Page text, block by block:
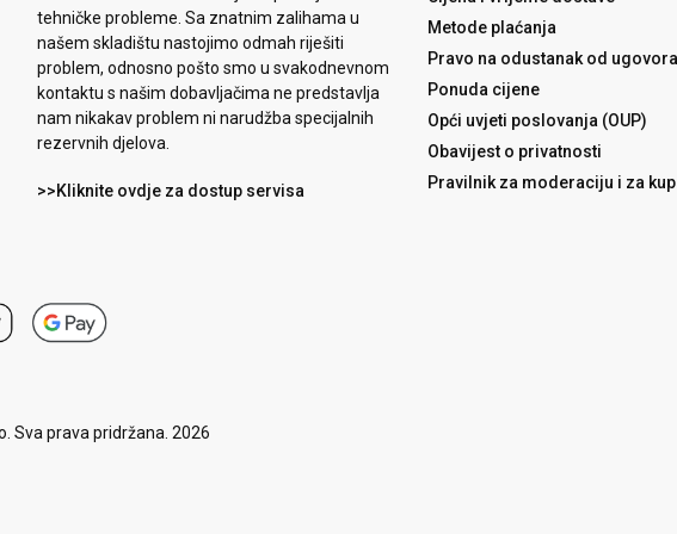
tehničke probleme. Sa znatnim zalihama u
našem skladištu nastojimo odmah riješiti
problem, odnosno pošto smo u svakodnevnom
kontaktu s našim dobavljačima ne predstavlja
nam nikakav problem ni narudžba specijalnih
rezervnih djelova.
>>Kliknite ovdje za dostup servisa
Metode plaćanja
Pravo na odustanak od ugovora
Ponuda cijene
Opći uvjeti poslovanja (OUP)
Obavijest o privatnosti
Pravilnik za moderaciju i za
Sva prava pridržana. 2026